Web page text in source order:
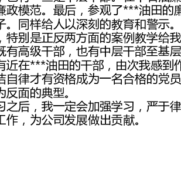
事，做好本职工作，为公司发展做出贡献。